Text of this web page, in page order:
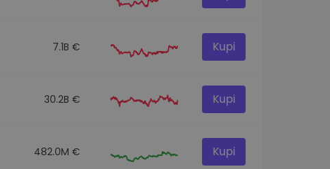
7.1B € Kupi
30.2B € Kupi
482.0M € Kupi